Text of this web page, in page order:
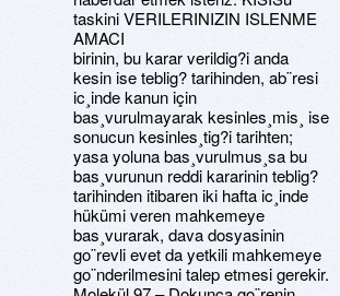
taskini VERILERINIZIN ISLENME
AMACI
birinin, bu karar verildig?i anda
kesin ise teblig? tarihinden, ab¨resi
ic¸inde kanun için
bas¸vurulmayarak kesinles¸mis¸ ise
sonucun kesinles¸tig?i tarihten;
yasa yoluna bas¸vurulmus¸sa bu
bas¸vurunun reddi kararinin teblig?
tarihinden itibaren iki hafta ic¸inde
hükümi veren mahkemeye
bas¸vurarak, dava dosyasinin
go¨revli evet da yetkili mahkemeye
go¨nderilmesini talep etmesi gerekir.